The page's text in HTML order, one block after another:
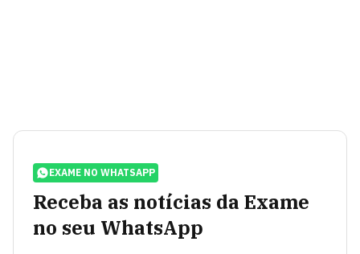
EXAME NO WHATSAPP
Receba as notícias da Exame
no seu WhatsApp